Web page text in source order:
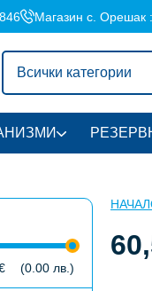
Магазин с. Орешак :
Всички категории
(0.00 лв. )